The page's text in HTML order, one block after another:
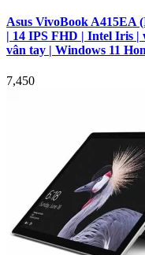
Asus VivoBook A415EA
| 14 IPS FHD | Intel Iris |
vân tay | Windows 11
7,450